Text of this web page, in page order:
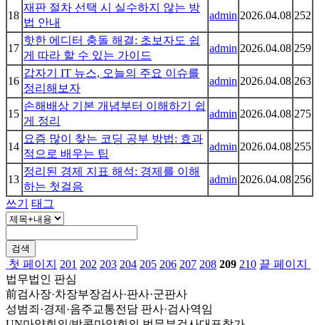
18
재판 절차 선택 시 실수하지 않는 방
법 안내
admin 2026.04.08 252
17
핫한 에디터 충돌 해결: 초보자도 쉽
게 따라 할 수 있는 가이드
admin 2026.04.08 259
16
갑자기 IT 뉴스, 오늘의 주요 이슈를
정리해보자
admin 2026.04.08 263
15
손해배상 기본 개념부터 이해하기 쉽
게 정리
admin 2026.04.08 275
14
요즘 많이 찾는 코딩 공부 방법: 효과
적으로 배우는 팁
admin 2026.04.08 255
13
정리된 경제 지표 해석: 경제를 이해
하는 첫걸음
admin 2026.04.08 256
쓰기
태그
검색
첫 페이지 201 202 203 204 205 206 207 208 209 210 끝 페이지
법무법인 판심
前검사장·차장부장검사·판사·군판사
성범죄·경제·음주교통전담 판사·검사역임